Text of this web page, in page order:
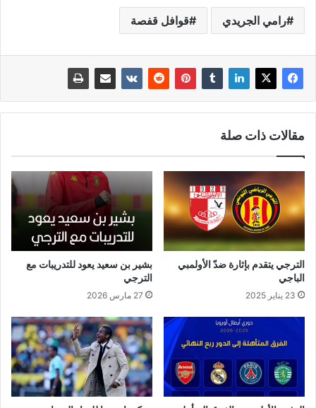
رامي الجريدي قوافل قفصة
مقالات ذات صلة
الترجي يتقدم بإثارة ضدّ الأولمبي
الباجي
23 يناير 2025
بشير بن سعيد يعود للتدريبات مع
الترجي
27 مارس 2026